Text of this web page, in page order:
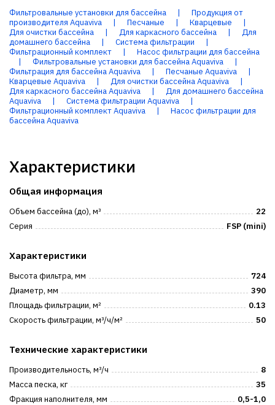
Фильтровальные установки для бассейна |
Продукция от
производителя Aquaviva
| Песчаные | Кварцевые
|
Для очистки бассейна
| Для каркасного бассейна |
Для
домашнего бассейна
| Система фильтрации
|
Фильтрационный комплект
|
Насос фильтрации для бассейна
|
Фильтровальные установки для бассейна Aquaviva
|
Фильтрация для бассейна Aquaviva
| Песчаные Aquaviva
|
Кварцевые Aquaviva
| Для очистки бассейна Aquaviva
|
Для каркасного бассейна Aquaviva
|
Для домашнего бассейна
Aquaviva
| Система фильтрации Aquaviva
|
Фильтрационный комплект Aquaviva
|
Насос фильтрации для
бассейна Aquaviva
Характеристики
Общая информация
Объем бассейна (до), м³
22
Серия
FSP (mini)
Характеристики
Высота фильтра, мм
724
Диаметр, мм
390
Площадь фильтрации, м²
0.13
Скорость фильтрации, м³/ч/м²
50
Технические характеристики
Производительность, м³/ч
8
Масса песка, кг
35
Фракция наполнителя, мм
0,5-1,0